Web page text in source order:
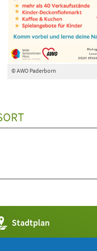
© AWO Paderborn
Stadtplan